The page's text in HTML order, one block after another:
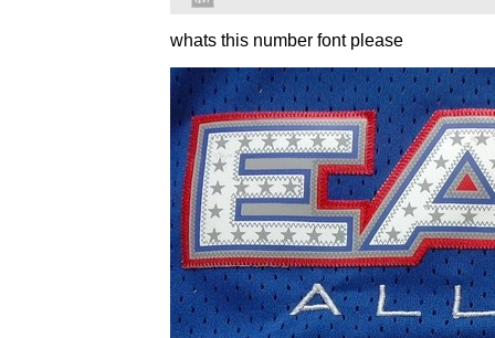
whats this number font please